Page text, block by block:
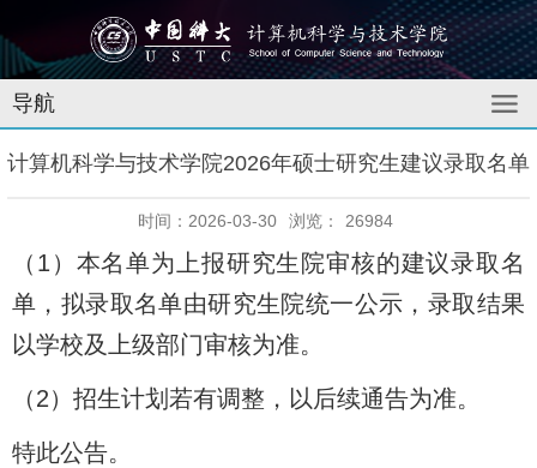
导航
计算机科学与技术学院2026年硕士研究生建议录取名单
时间：2026-03-30 浏览： 26984
（1）本名单为上报研究生院审核的建议录取名
单，拟录取名单由研究生院统一公示，录取结果
以学校及上级部门审核为准。
（2）招生计划若有调整，以后续通告为准。
特此公告。